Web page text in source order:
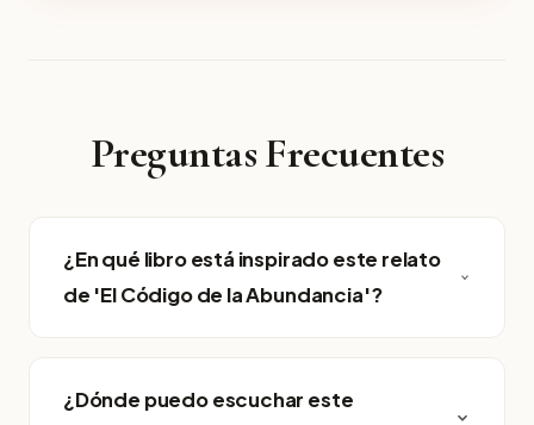
Preguntas Frecuentes
¿En qué libro está inspirado este relato
de 'El Código de la Abundancia'?
¿Dónde puedo escuchar este